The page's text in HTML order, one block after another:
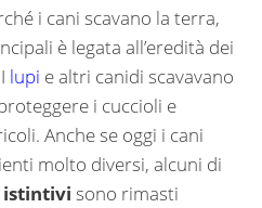
i cani scavano la terra,
è legata all’eredità dei
lupi e altri canidi scavavano
i cuccioli e
Anche se oggi i cani
molto diversi, alcuni di
sono rimasti